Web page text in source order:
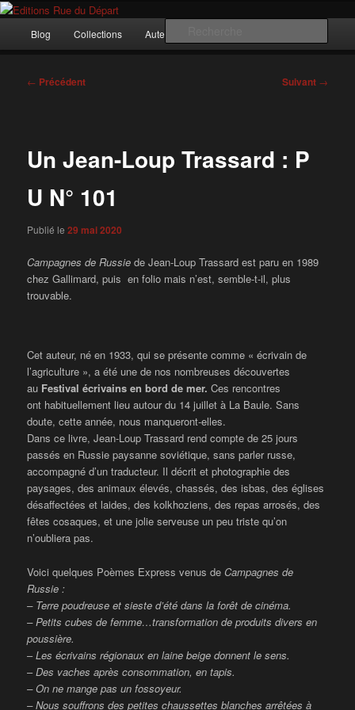
Aller
contenu
Editions Rue du Départ
Incitation au voyage, du roman noir au poème.
principal
Blog Collections Auteurs
Navigation
← Précédent Suivant →
Un Jean-Loup Trassard : P
U N° 101
Publié le29 mai 2020
Campagnes de Russie de Jean-Loup Trassard est paru en 1989
chez Gallimard, puis en folio mais n’est, semble-t-il, plus
trouvable.
Cet auteur, né en 1933, qui se présente comme « écrivain de
l’agriculture », a été une de nos nombreuses découvertes
au Festival écrivains en bord de mer.Ces rencontres
ont habituellement lieu autour du 14 juillet à La Baule. Sans
doute, cette année, nous manqueront-elles.
Dans ce livre, Jean-Loup Trassard rend compte de 25 jours
passés en Russie paysanne soviétique, sans parler russe,
accompagné d’un traducteur. Il décrit et photographie des
paysages, des animaux élevés, chassés, des isbas, des églises
désaffectées et laides, des kolkhoziens, des repas arrosés, des
fêtes cosaques, et une jolie serveuse un peu triste qu’on
n’oubliera pas.
Voici quelques Poèmes Express venus de Campagnes de
Russie :
– Terre poudreuse et sieste d’été dans la forêt de cinéma.
– Petits cubes de femme…transformation de produits divers en
poussière.
–Les écrivains régionaux en laine beige donnent le sens.
–Des vaches après consommation, en tapis.
– On ne mange pas un fossoyeur.
– Nous souffrons des petites chaussettes blanches arrêtées à